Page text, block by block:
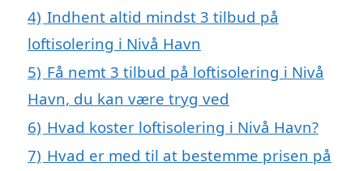
4) Indhent altid mindst 3 tilbud på
loftisolering i Nivå Havn
5) Få nemt 3 tilbud på loftisolering i Nivå
Havn, du kan være tryg ved
6) Hvad koster loftisolering i Nivå Havn?
7) Hvad er med til at bestemme prisen på